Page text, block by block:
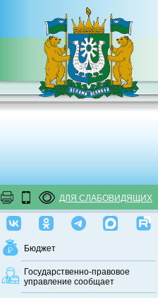
ДЛЯ СЛАБОВИДЯЩИХ
Бюджет
Государственно-правовое
управление сообщает